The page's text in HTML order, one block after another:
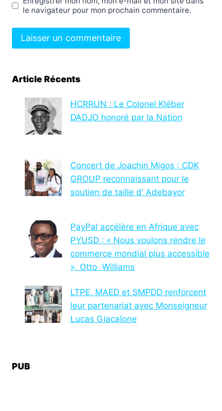
le navigateur pour mon prochain commentaire.
Article Récents
HCRRUN : Le Colonel Kléber
DADJO honoré par la Nation
Concert de Joachin Migos : CDK
GROUP reconnaissant pour le
soutien de taille d’ Adebayor
PayPal accélère en Afrique avec
PYUSD : « Nous voulons rendre le
commerce mondial plus accessible
», Otto Williams
LTPE, MAED et SMPDD renforcent
leur partenariat avec Monseigneur
Lucas Giacalone
PUB